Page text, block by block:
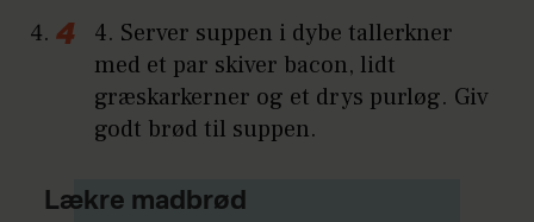
4. Server suppen i dybe tallerkner
med et par skiver bacon, lidt
græskarkerner og et drys purløg. Giv
godt brød til suppen.
Lækre madbrød